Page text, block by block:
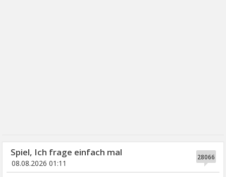
28066
Spiel, Ich frage einfach mal
08.08.2026 01:11